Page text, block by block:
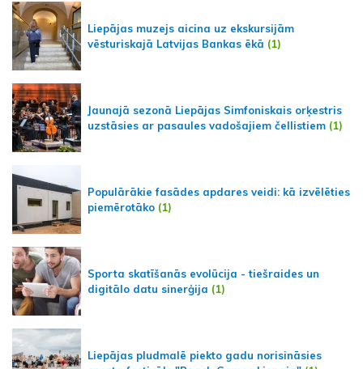
Liepājas muzejs aicina uz ekskursijām
vēsturiskajā Latvijas Bankas ēkā (1)
Jaunajā sezonā Liepājas Simfoniskais orķestris
uzstāsies ar pasaules vadošajiem čellistiem (1)
Populārākie fasādes apdares veidi: kā izvēlēties
piemērotāko (1)
Sporta skatīšanās evolūcija - tiešraides un
digitālo datu sinerģija (1)
Liepājas pludmalē piekto gadu norisināsies